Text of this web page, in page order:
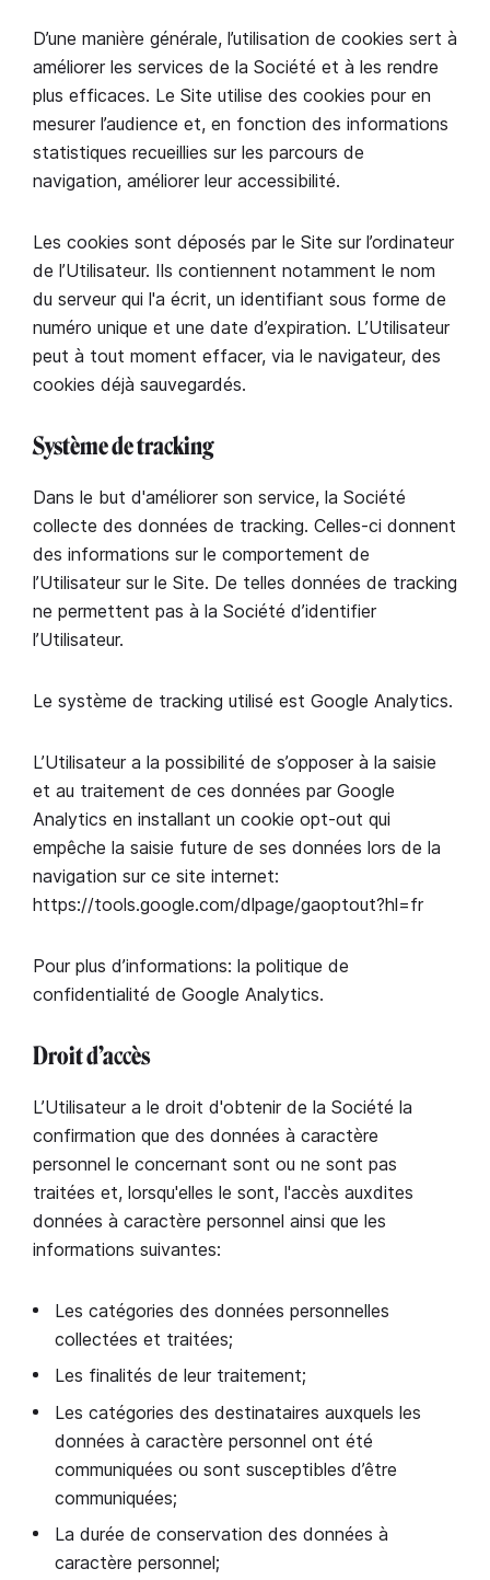
D’une manière générale, l’utilisation de cookies sert à
améliorer les services de la Société et à les rendre
plus efficaces. Le Site utilise des cookies pour en
mesurer l’audience et, en fonction des informations
statistiques recueillies sur les parcours de
navigation, améliorer leur accessibilité.
Les cookies sont déposés par le Site sur l’ordinateur
de l’Utilisateur. Ils contiennent notamment le nom
du serveur qui l'a écrit, un identifiant sous forme de
numéro unique et une date d’expiration. L’Utilisateur
peut à tout moment effacer, via le navigateur, des
cookies déjà sauvegardés.
Système de tracking
Dans le but d'améliorer son service, la Société
collecte des données de tracking. Celles-ci donnent
des informations sur le comportement de
l’Utilisateur sur le Site. De telles données de tracking
ne permettent pas à la Société d’identifier
l’Utilisateur.
Le système de tracking utilisé est Google Analytics.
L’Utilisateur a la possibilité de s’opposer à la saisie
et au traitement de ces données par Google
Analytics en installant un cookie opt-out qui
empêche la saisie future de ses données lors de la
navigation sur ce site internet:
https://tools.google.com/dlpage/gaoptout?hl=fr
Pour plus d’informations: la politique de
confidentialité de Google Analytics.
Droit d’accès
L’Utilisateur a le droit d'obtenir de la Société la
confirmation que des données à caractère
personnel le concernant sont ou ne sont pas
traitées et, lorsqu'elles le sont, l'accès auxdites
données à caractère personnel ainsi que les
informations suivantes:
Les catégories des données personnelles
collectées et traitées;
Les finalités de leur traitement;
Les catégories des destinataires auxquels les
données à caractère personnel ont été
communiquées ou sont susceptibles d’être
communiquées;
La durée de conservation des données à
caractère personnel;